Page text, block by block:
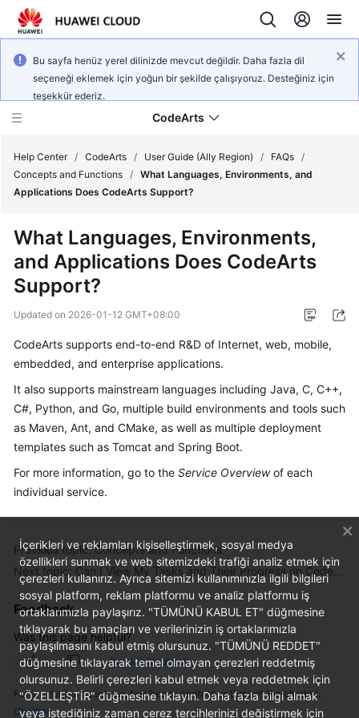
Bu sayfa henüz yerel dilinizde mevcut değildir. Daha fazla dil
seçeneği eklemek için yoğun bir şekilde çalışıyoruz. Desteğiniz için
teşekkür ederiz.
CodeArts
Billing
Getting
Started
User
Guide
Best
Practices
Reference
FAQs
Videos
More
Documents
General
Reference
Glossary
Help Center / CodeArts / User Guide (Ally Region) / FAQs /
Concepts and Functions / What Languages, Environments, and
Applications Does CodeArts Support?
What Languages, Environments,
and Applications Does CodeArts
Support?
Updated on 2026-01-12 GMT+08:00
CodeArts supports end-to-end R&D of Internet, web, mobile,
embedded, and enterprise applications.
It also supports mainstream languages including Java, C, C++,
C#, Python, and Go, multiple build environments and tools such
as Maven, Ant, and CMake, as well as multiple deployment
templates such as Tomcat and Spring Boot.
For more information, go to the Service Overviewof each
individual service.
Previous topic: Concepts and Functions
Feedback
Was this page helpful?
Provide feedback
For any further questions, feel free to contact us through the chatbot.
Chatbot
İçerikleri ve reklamları kişiselleştirmek, sosyal medya
özellikleri sunmak ve web sitemizdeki trafiği analiz etmek için
çerezleri kullanırız. Ayrıca sitemizi kullanımınızla ilgili bilgileri
sosyal platform, reklam platformu ve analiz platformu iş
ortaklarımızla paylaşırız. "TÜMÜNÜ KABUL ET" düğmesine
tıklayarak bu amaçları ve verilerinizin iş ortaklarımızla
paylaşılmasını kabul etmiş olursunuz. "TÜMÜNÜ REDDET"
düğmesine tıklayarak temel olmayan çerezleri reddetmiş
olursunuz. Belirli çerezleri kabul etmek veya reddetmek için
"ÖZELLEŞTİR" düğmesine tıklayın. Daha fazla bilgi almak
veya istediğiniz zaman çerez tercihlerinizi değiştirmek için